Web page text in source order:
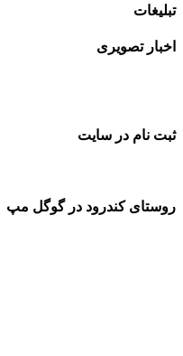
تبلیغات
اخبار تصویری
ثبت نام در سایت
روستای کندرود در گوگل مپ